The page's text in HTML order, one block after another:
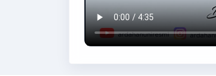
İzlemek